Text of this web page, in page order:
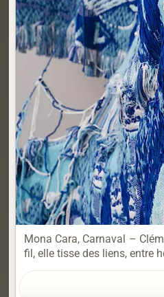
Mona Cara, Carnaval –
fil, elle tisse des liens, entre